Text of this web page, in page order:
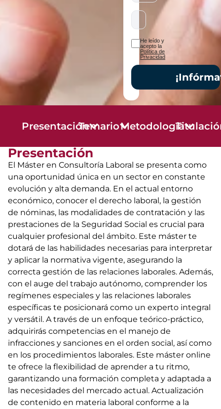
He leído y
acepto la
Política de
Privacidad
PresentaciónTemarioMetodología
Presentación
El Máster en Consultoría Laboral se presenta como
una oportunidad única en un sector en constante
evolución y alta demanda. En el actual entorno
económico, conocer el derecho laboral, la gestión
de nóminas, las modalidades de contratación y las
prestaciones de la Seguridad Social es crucial para
cualquier profesional del ámbito. Este máster te
dotará de las habilidades necesarias para interpretar
y aplicar la normativa vigente, asegurando la
correcta gestión de las relaciones laborales. Además,
con el auge del trabajo autónomo, comprender los
regímenes especiales y las relaciones laborales
específicas te posicionará como un experto integral
y versátil. A través de un enfoque teórico-práctico,
adquirirás competencias en el manejo de
infracciones y sanciones en el orden social, así como
en los procedimientos laborales. Este máster online
te ofrece la flexibilidad de aprender a tu ritmo,
garantizando una formación completa y adaptada a
las necesidades del mercado actual. Actualización
de contenido en materia laboral conforme a la